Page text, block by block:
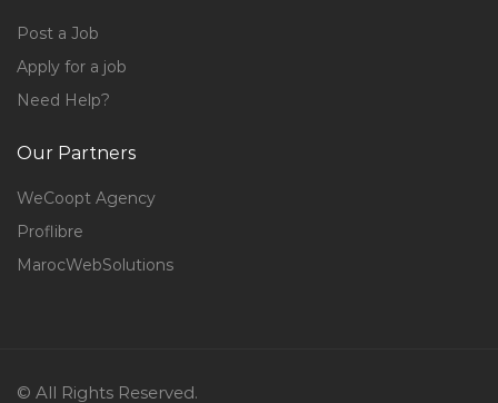
Post a Job
Apply for a job
Need Help?
Our Partners
WeCoopt Agency
Proflibre
MarocWebSolutions
© All Rights Reserved.